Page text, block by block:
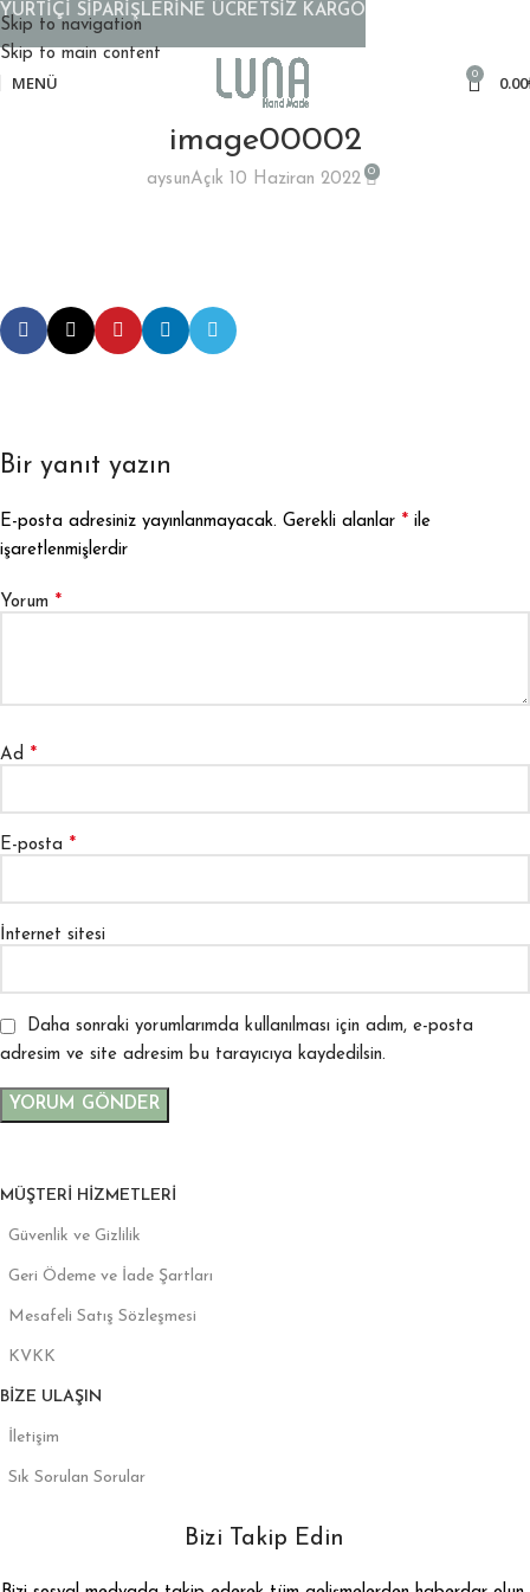
Skip to navigation
Skip to main content
MENÜ 0 0.00
image00002
aysunAçık 10 Haziran 2022 0
Bir yanıt yazın
E-posta adresiniz yayınlanmayacak. Gerekli alanlar * ile
işaretlenmişlerdir
Yorum *
Ad *
E-posta *
İnternet sitesi
Daha sonraki yorumlarımda kullanılması için adım, e-posta
adresim ve site adresim bu tarayıcıya kaydedilsin.
MÜŞTERI HIZMETLERI
Güvenlik ve Gizlilik
Geri Ödeme ve İade Şartları
Mesafeli Satış Sözleşmesi
KVKK
BIZE ULAŞIN
İletişim
Sık Sorulan Sorular
Bizi Takip Edin
YURTİÇİ SİPARİŞLERİNE ÜCRETSİZ KARGO